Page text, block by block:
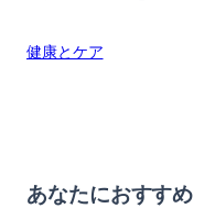
健康とケア
あなたにおすすめ